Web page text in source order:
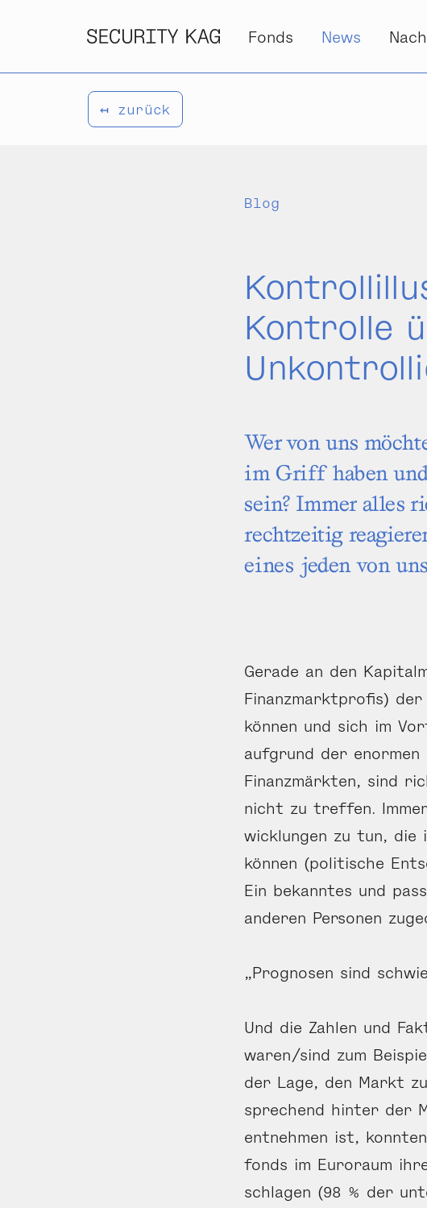
Fonds News
↤ zurück
Blog
Kontrolle
Wer von uns
im Griff haben
sein? Immer alles
rechtzeitig
eines jeden von
Gerade an den
Finanzmarktprofis)
können und sich im
aufgrund der enormen
Finanz­märkten, sind
nicht zu treffen.
wick­lungen zu tun, die
können (politische
Ein bekanntes und
anderen Personen
„Prognosen sind
Und die Zahlen und
waren/sind zum
der Lage, den Markt
sprechend hinter der
entnehmen ist,
fonds im Euroraum
schlagen (98 % der